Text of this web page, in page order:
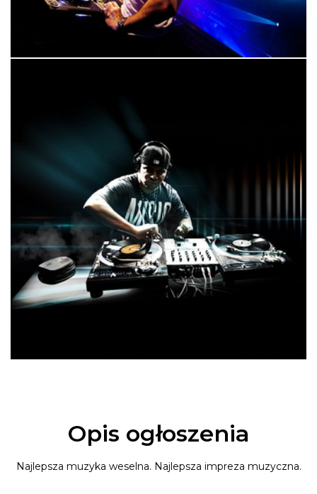
Opis ogłoszenia
Najlepsza muzyka weselna. Najlepsza impreza muzyczna.